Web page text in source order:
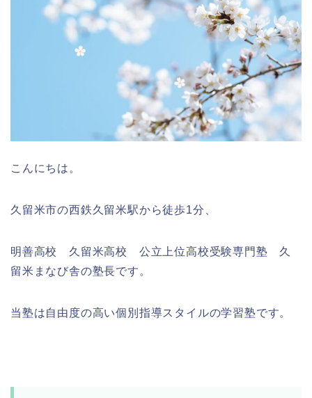
こんにちは。
久留米市の西鉄久留米駅から徒歩1分、
明善高校 久留米高校 公立上位高校受験専門塾 久
留米まなび舎の塾長です。
当塾は自由度の高い個別指導スタイルの学習塾です。